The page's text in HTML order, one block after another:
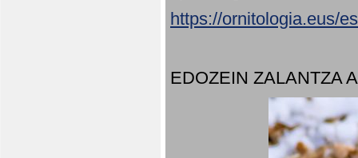
https://ornitologia.eus/
EDOZEIN ZALANTZA